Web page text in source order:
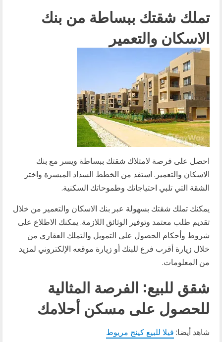
تملك شقتك ببساطة من بنك
الاسكان والتعمير
احصل على فرصة لامتلاك شقتك ببساطة ويسر مع بنك
الاسكان والتعمير. استفد من الخطط السداد الميسرة واختر
الشقة التي تلبي احتياجاتك وطموحاتك السكنية.
يمكنك تملك شقتك بسهولة عبر بنك الاسكان والتعمير من خلال
تقديم طلب معتمد وتوفير الوثائق اللازمة. يمكنك الاطلاع على
شروط وأحكام الحصول على التمويل والتملك العقاري من
خلال زيارة أقرب فرع للبنك أو زيارة موقعه الإلكتروني لمزيد
من المعلومات.
شقق للبيع: الفرصة المثالية
للحصول على مسكن أحلامك
شاهد أيضا:فيلا للبيع كينج مريوط